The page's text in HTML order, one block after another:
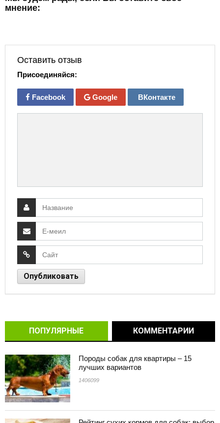
мнение:
Оставить отзыв
Присоединяйся:
Facebook Google ВКонтакте
ПОПУЛЯРНЫЕ КОММЕНТАРИИ
Породы собак для квартиры – 15
лучших вариантов
1406099